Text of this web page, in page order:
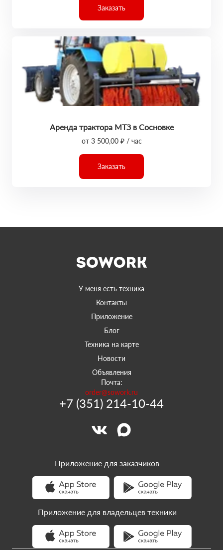
Заказать
Аренда трактора МТЗ в Сосновке
от 3 500,00 ₽ / час
Заказать
У меня есть техника
Контакты
Приложение
Блог
Техника на карте
Новости
Объявления
Почта:
order@sowork.ru
+7 (351) 214-10-44
Приложение для заказчиков
Приложение для владельцев техники